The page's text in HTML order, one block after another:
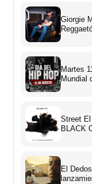
Giorgie
Martes
Mundial
Street
BLACK
El